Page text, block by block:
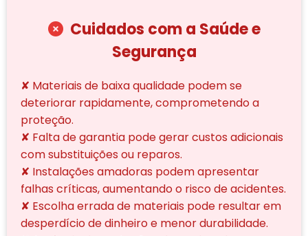
Cuidados com a Saúde e
Segurança
✘ Materiais de baixa qualidade podem se
deteriorar rapidamente, comprometendo a
proteção.
✘ Falta de garantia pode gerar custos adicionais
com substituições ou reparos.
✘ Instalações amadoras podem apresentar
falhas críticas, aumentando o risco de acidentes.
✘ Escolha errada de materiais pode resultar em
desperdício de dinheiro e menor durabilidade.